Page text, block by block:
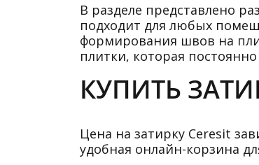
В разделе представлено
подходит для любых
формирования швов на
плитки, которая
КУПИТЬ
Цена на затирку Ceresit
удобная онлайн-корзина